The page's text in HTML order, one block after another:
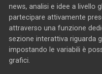
news, analisi e idee a livello
partecipare attivamente
attraverso una funzione
sezione interattiva riguarda
impostando le variabili è
grafici.